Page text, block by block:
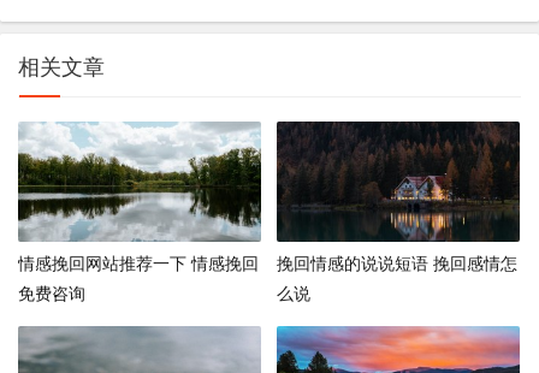
相关文章
情感挽回网站推荐一下 情感挽回
免费咨询
挽回情感的说说短语 挽回感情怎
么说